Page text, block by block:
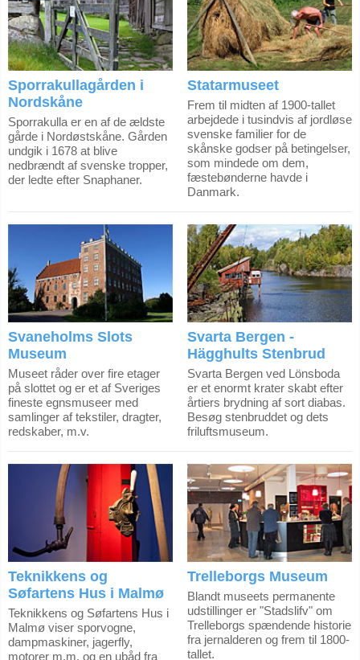
Sporrakullagården i
Nordskåne
Sporrakulla er en af de ældste
gårde i Nordøstskåne. Gården
undgik i 1678 at blive
nedbrændt af svenske tropper,
der ledte efter Snaphaner.
Statarmuseet
Frem til midten af 1900-tallet
arbejdede i tusindvis af jordløse
svenske familier for de
skånske godser på betingelser,
som mindede om dem,
fæstebønderne havde i
Danmark.
Svaneholms Slots
Museum
Museet råder over fire etager
på slottet og er et af Sveriges
fineste egnsmuseer med
samlinger af tekstiler, dragter,
redskaber, m.v.
Svarta Bergen -
Hägghults Stenbrud
Svarta Bergen ved Lönsboda
er et enormt krater skabt efter
årtiers brydning af sort diabas.
Besøg stenbruddet og dets
friluftsmuseum.
Teknikkens og
Søfartens Hus i Malmø
Teknikkens og Søfartens Hus i
Malmø viser sporvogne,
dampmaskiner, jagerfly,
motorer m.m. og en ubåd fra
Trelleborgs Museum
Blandt museets permanente
udstillinger er "Stadslifv" om
Trelleborgs spændende historie
fra jernalderen og frem til 1800-
tallet.